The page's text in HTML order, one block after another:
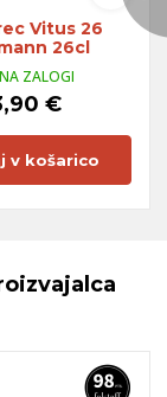
Vitus 26
26cl
NA ZALOGI
€
v košarico